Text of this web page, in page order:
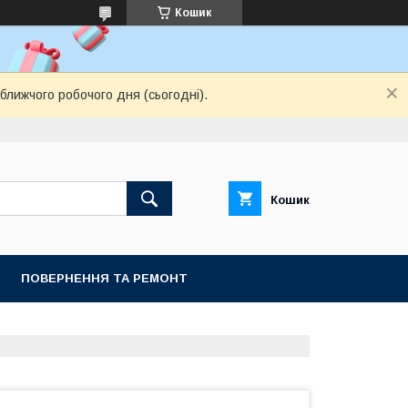
Кошик
робочого дня (сьогодні).
Кошик
ПОВЕРНЕННЯ ТА РЕМОНТ